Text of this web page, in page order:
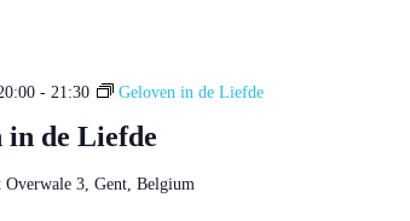
in de Liefde
- 21:30 Geloven in de Liefde
Overwale 3, Gent, Belgium